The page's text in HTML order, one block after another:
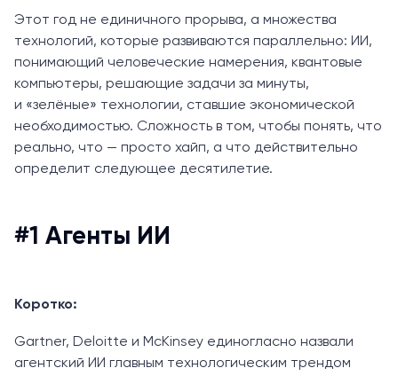
Этот год не единичного прорыва, а множества
технологий, которые развиваются параллельно: ИИ,
понимающий человеческие намерения, квантовые
компьютеры, решающие задачи за минуты,
и «зелёные» технологии, ставшие экономической
необходимостью. Сложность в том, чтобы понять, что
реально, что — просто хайп, а что действительно
определит следующее десятилетие.
#1 Агенты ИИ
Коротко:
Gartner, Deloitte и McKinsey единогласно назвали
агентский ИИ главным технологическим трендом